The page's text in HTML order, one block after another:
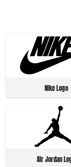
Nike Logo
Air Jordan